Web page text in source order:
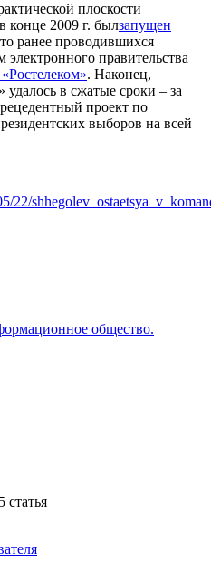
плоскости
конце 2009 г. былзапущен
ранее проводившихся
правительства
«Ростелеком». Наконец,
в сжатые сроки – за
проект по
выборов на всей
22/
общество.
статья